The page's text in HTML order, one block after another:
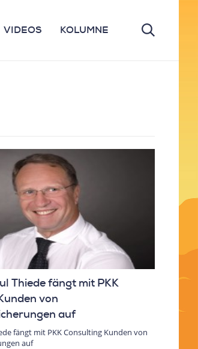
VIDEOS KOLUMNE
mit PKK
Consulting Kunden von
Elon Musk kürzt